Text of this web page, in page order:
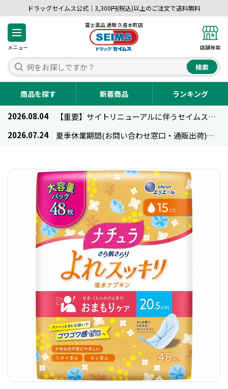
ドラッグセイムス公式｜3,300円(税込)以上のご注文で送料無料
メニュー
富士薬品 通販 久喜本町店
店舗検索
検索
商品を探す 新着商品 ランキング
2026.08.04
【重要】サイトリニューアルに伴うセイムス通販のご利用について
2026.07.24
夏季休業期間(お問い合わせ窓口・通販出荷)のお知らせ